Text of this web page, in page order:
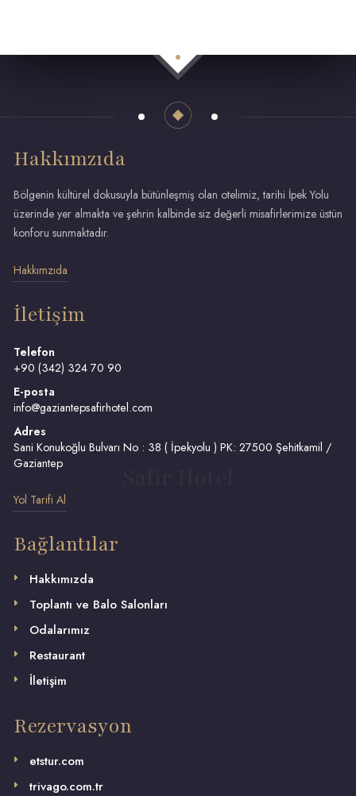
Hakkımzıda
Bölgenin kültürel dokusuyla bütünleşmiş olan otelimiz, tarihi İpek Yolu
üzerinde yer almakta ve şehrin kalbinde siz değerli misafirlerimize üstün
konforu sunmaktadır.
Hakkımzıda
İletişim
Telefon
+90 (342) 324 70 90
E-posta
info@gaziantepsafirhotel.com
Adres
Sani Konukoğlu Bulvarı No : 38 ( İpekyolu ) PK: 27500 Şehitkamil /
Gaziantep
Yol Tarifi Al
Bağlantılar
Hakkımızda
Toplantı ve Balo Salonları
Odalarımız
Restaurant
İletişim
Rezervasyon
etstur.com
trivago.com.tr